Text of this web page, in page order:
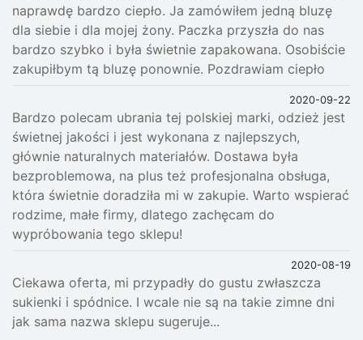
naprawdę bardzo ciepło. Ja zamówiłem jedną bluzę
dla siebie i dla mojej żony. Paczka przyszła do nas
bardzo szybko i była świetnie zapakowana. Osobiście
zakupiłbym tą bluzę ponownie. Pozdrawiam ciepło
2020-09-22
Bardzo polecam ubrania tej polskiej marki, odzież jest
świetnej jakości i jest wykonana z najlepszych,
głównie naturalnych materiałów. Dostawa była
bezproblemowa, na plus też profesjonalna obsługa,
która świetnie doradziła mi w zakupie. Warto wspierać
rodzime, małe firmy, dlatego zachęcam do
wypróbowania tego sklepu!
2020-08-19
Ciekawa oferta, mi przypadły do gustu zwłaszcza
sukienki i spódnice. I wcale nie są na takie zimne dni
jak sama nazwa sklepu sugeruje...